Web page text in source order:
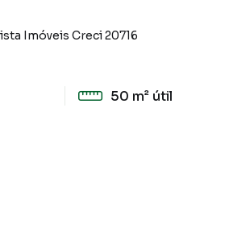
Imóveis Creci20716
50 m² útil